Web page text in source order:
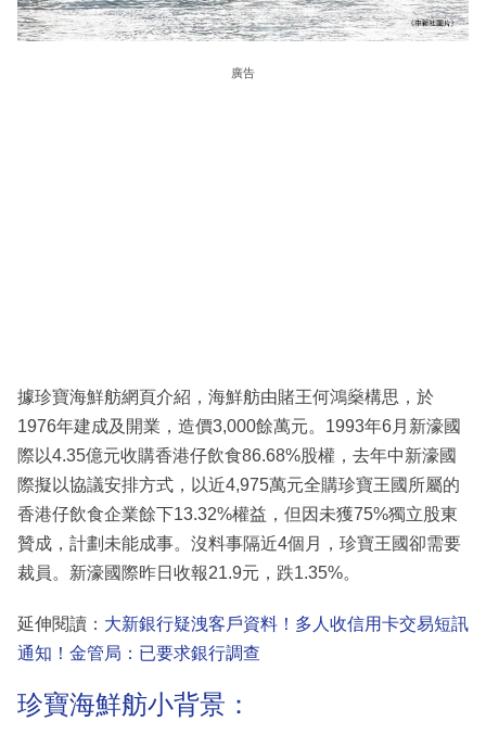
廣告
據珍寶海鮮舫網頁介紹，海鮮舫由賭王何鴻燊構思，於
1976年建成及開業，造價3,000餘萬元。1993年6月新濠國
際以4.35億元收購香港仔飲食86.68%股權，去年中新濠國
際擬以協議安排方式，以近4,975萬元全購珍寶王國所屬的
香港仔飲食企業餘下13.32%權益，但因未獲75%獨立股東
贊成，計劃未能成事。沒料事隔近4個月，珍寶王國卻需要
裁員。新濠國際昨日收報21.9元，跌1.35%。
延伸閱讀： 大新銀行疑洩客戶資料！多人收信用卡交易短訊
通知！金管局：已要求銀行調查
珍寶海鮮舫小背景：